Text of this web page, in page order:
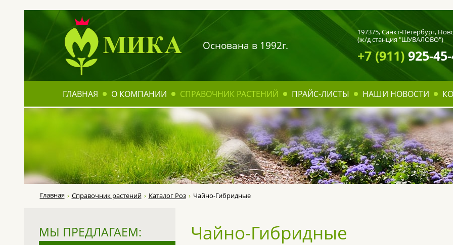
Основана в 1992г.
197375,Санкт-Петербург,
(ж/д станция "ШУВАЛОВО")
+7 (911)925-
ГЛАВНАЯ О КОМПАНИИ СПРАВОЧНИК РАСТЕНИЙ ПРАЙС-ЛИСТЫ НАШИ НОВОСТИ
Главная Справочник растений Каталог Роз Чайно-Гибридные
МЫ ПРЕДЛАГАЕМ: Чайно-Гибридные